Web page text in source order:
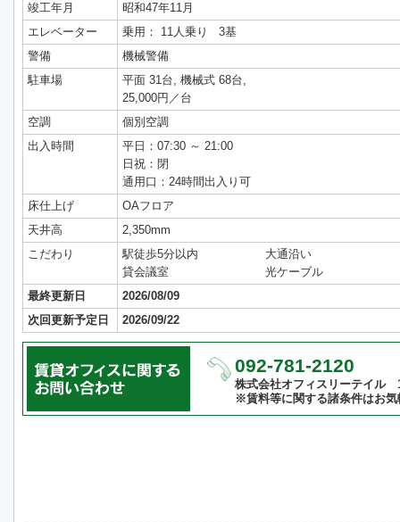
竣工年月
昭和47年11月
エレベーター
乗用： 11人乗り 3基
警備
機械警備
駐車場
平面 31台, 機械式 68台,
25,000円／台
空調
個別空調
出入時間
平日：07:30 ～ 21:00
日祝：閉
通用口：24時間出入り可
床仕上げ
OAフロア
天井高
2,350mm
こだわり
駅徒歩5分以内
大通沿い
貸会議室
光ケーブル
最終更新日
2026/08/09
次回更新予定日
2026/09/22
092-781-2120
株式会社オフィスリーテイル
※賃料等に関する諸条件はお